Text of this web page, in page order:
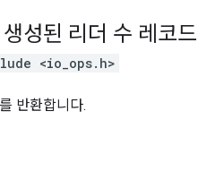
생성된 리더 수 레코드
<io_ops.h>
반환합니다.